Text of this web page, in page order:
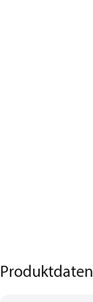
Produktdaten